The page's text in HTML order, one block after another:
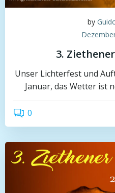
by
3.
Unser Lichterfest und
Januar, das Wetter ist
0